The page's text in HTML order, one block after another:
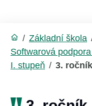
/ Základní škola
Softwarová
I. stupeň / 3. ročník